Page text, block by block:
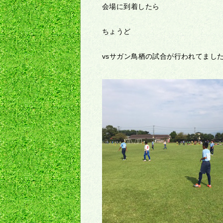
会場に到着したら
ちょうど
vsサガン鳥栖の試合が行われてまし